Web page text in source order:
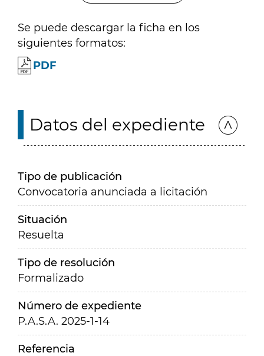
Se puede descargar la ficha en los
siguientes formatos:
PDF
Datos del expediente
Tipo de publicación
Convocatoria anunciada a licitación
Situación
Resuelta
Tipo de resolución
Formalizado
Número de expediente
P.A.S.A. 2025-1-14
Referencia